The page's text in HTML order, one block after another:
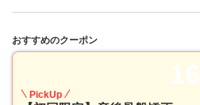
おすすめのクーポン
16
PickUp